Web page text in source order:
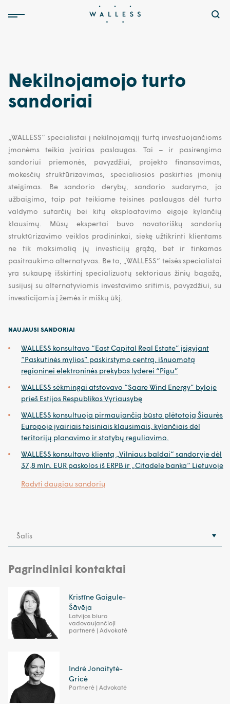
Nekilnojamojo turto
sandoriai
„WALLESS“ specialistai į nekilnojamąjį turtą investuojančioms
įmonėms teikia įvairias paslaugas. Tai – ir pasirengimo
sandoriui priemonės, pavyzdžiui, projekto finansavimas,
mokesčių struktūrizavimas, specialiosios paskirties įmonių
steigimas. Be sandorio derybų, sandorio sudarymo, jo
užbaigimo, taip pat teikiame teisines paslaugas dėl turto
valdymo sutarčių bei kitų eksploatavimo eigoje kylančių
klausimų. Mūsų ekspertai buvo novatoriškų sandorių
struktūrizavimo veiklos pradininkai, siekę užtikrinti klientams
ne tik maksimalią jų investicijų grąžą, bet ir tinkamas
pasitraukimo alternatyvas. Be to, „WALLESS“ teisės specialistai
yra sukaupę išskirtinį specializuotų sektoriaus žinių bagažą,
susijusį su alternatyviomis investavimo sritimis, pavyzdžiui, su
investicijomis į žemės ir miškų ūkį.
NAUJAUSI SANDORIAI
WALLESS konsultavo “East Capital Real Estate” įsigyjant
“Paskutinės mylios” paskirstymo centrą, išnuomotą
regioninei elektroninės prekybos lyderei “Pigu”
WALLESS sėkmingai atstovavo “Saare Wind Energy” byloje
prieš Estijos Respublikos Vyriausybę
WALLESS konsultuoja pirmaujančią būsto plėtotoją Šiaurės
Europoje įvairiais teisiniais klausimais, kylančiais dėl
teritorijų planavimo ir statybų reguliavimo.
WALLESS konsultavo klientą „Vilniaus baldai“ sandoryje dėl
37,8 mln. EUR paskolos iš ERPB ir „Citadele banka“ Lietuvoje
Rodyti daugiau sandorių
Šalis
Pagrindiniai kontaktai
Kristīne Gaigule-
Šāvēja
Latvijos biuro
vadovaujančioji
partnerė | Advokatė
Indrė Jonaitytė-
Gricė
Partnerė | Advokatė